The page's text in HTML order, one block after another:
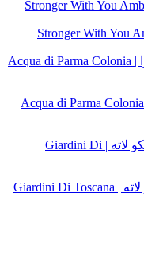
اسانس عطر آکوا دی پارما کلونیا اسنزا | Acqua di Parma Colonia
اسانس عطر جیاردینی دی توسکانا بیانکو لاته | Giardini Di Toscana